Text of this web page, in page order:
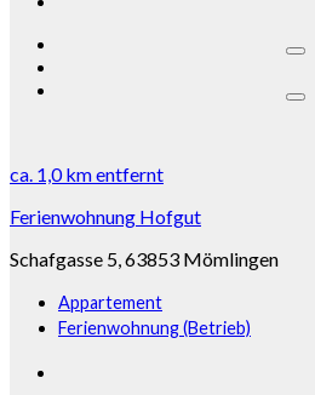
ca. 1,0 kmentfernt
Ferienwohnung Hofgut
Schafgasse 5, 63853 Mömlingen
Appartement
Ferienwohnung (Betrieb)